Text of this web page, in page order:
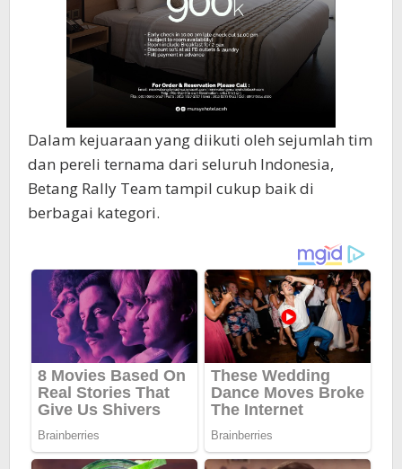
Dalam kejuaraan yang diikuti oleh sejumlah tim
dan pereli ternama dari seluruh Indonesia,
Betang Rally Team tampil cukup baik di
berbagai kategori.